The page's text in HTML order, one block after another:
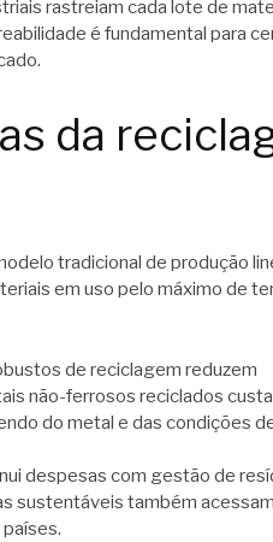
rastreiam cada lote de
é fundamental para
da
tradicional de produção
em uso pelo máximo de
de reciclagem reduzem
não-ferrosos reciclados
do metal e das condições
despesas com gestão de
sustentáveis também